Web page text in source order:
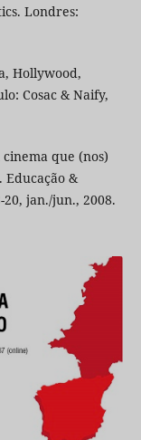
Londres:
Hollywood,
Cosac & Naify,
cinema que (nos)
&
jan./jun., 2008.